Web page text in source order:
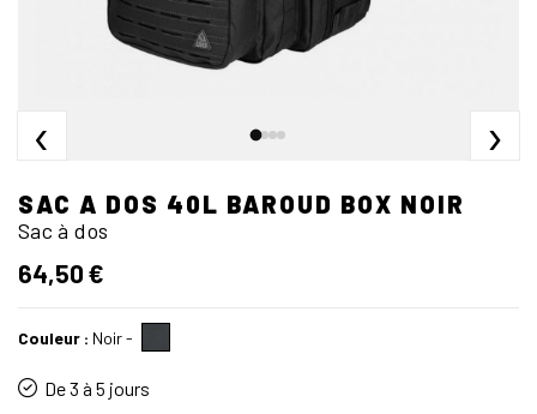
‹ ›
SAC A DOS 40L BAROUD BOX NOIR
Sac à dos
64,50 €
Couleur : Noir-
De 3 à 5 jours